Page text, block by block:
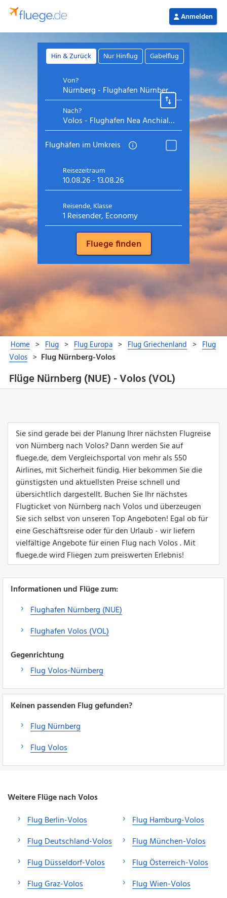
Flüge Nürnberg (NUE) - Volos (VOL)
Sie sind gerade bei der Planung Ihrer nächsten Flugreise
von Nürnberg nach Volos? Dann werden Sie auf
fluege.de, dem Vergleichsportal von mehr als 550
Airlines, mit Sicherheit fündig. Hier bekommen Sie die
günstigsten und aktuellsten Preise schnell und
übersichtlich dargestellt. Buchen Sie Ihr nächstes
Flugticket von Nürnberg nach Volos und überzeugen
Sie sich selbst von unseren Top Angeboten! Egal ob für
eine Geschäftsreise oder für den Urlaub - wir liefern
vielfältige Angebote für einen Flug nach Volos . Mit
fluege.de wird Fliegen zum preiswerten Erlebnis!
Informationen und Flüge zum:
Flughafen Nürnberg (NUE)
Flughafen Volos (VOL)
Gegenrichtung
Flug Volos-Nürnberg
Keinen passenden Flug gefunden?
Flug Nürnberg
Flug Volos
Weitere Flüge nach Volos
Flug Berlin-Volos
Flug Deutschland-Volos
Flug Düsseldorf-Volos
Flug Graz-Volos
Flug Hamburg-Volos
Flug München-Volos
Flug Österreich-Volos
Flug Wien-Volos